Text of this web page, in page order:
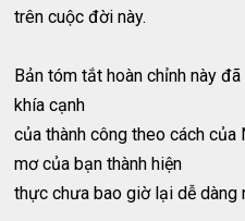
trên cuộc đời này.
Bản tóm tắt hoàn chỉnh này
khía cạnh
của thành công theo cách
mơ của bạn thành hiện
thực chưa bao giờ lại dễ dàng